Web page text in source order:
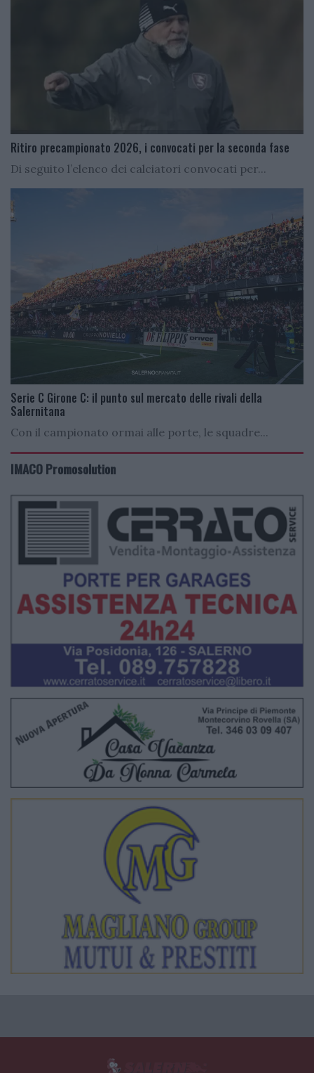
Ritiro precampionato 2026, i convocati per la seconda fase
Di seguito l’elenco dei calciatori convocati per...
Serie C Girone C: il punto sul mercato delle rivali della
Salernitana
Con il campionato ormai alle porte, le squadre...
IMACO Promosolution